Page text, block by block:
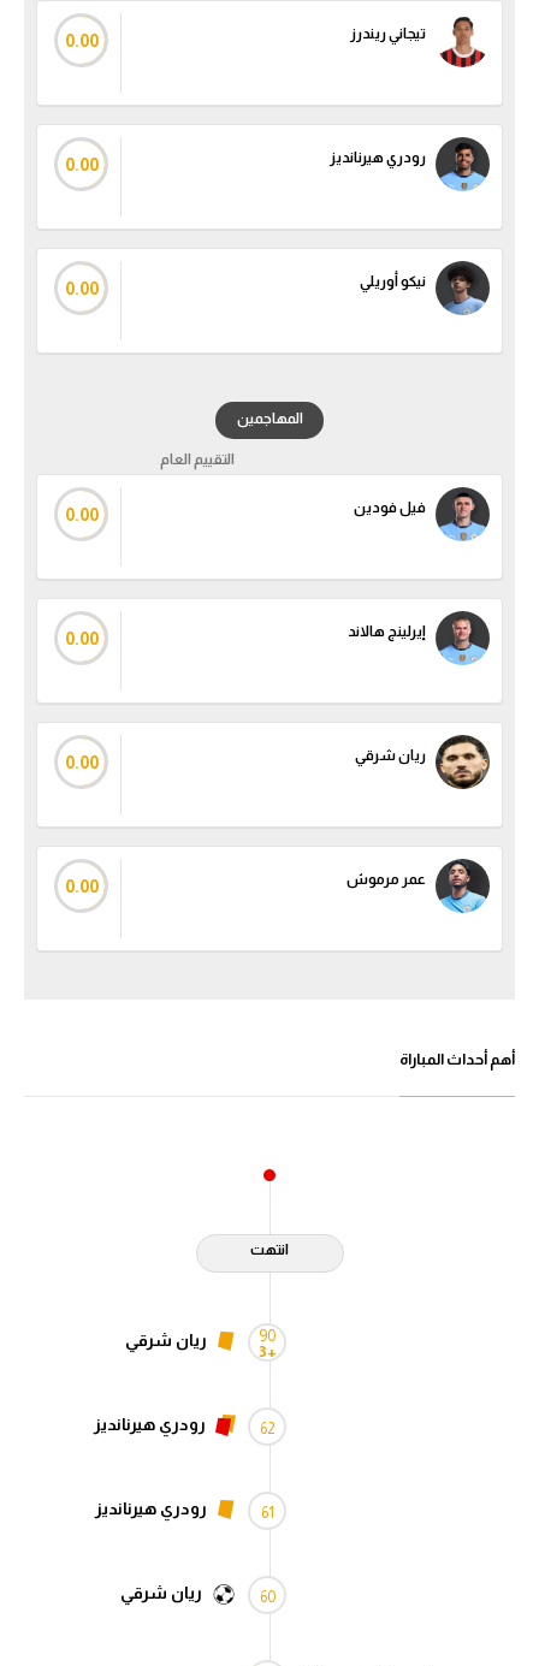
تيجاني ريندرز 0.00
رودري هيرنانديز 0.00
نيكو أوريلي 0.00
المهاجمين
التقييم العام
فيل فودين 0.00
إيرلينج هالاند 0.00
ريان شرقي 0.00
عمر مرموش 0.00
أهم أحداث المباراة
انتهت
90
+3
ريان شرقي
62 رودري هيرنانديز
61 رودري هيرنانديز
60 ريان شرقي